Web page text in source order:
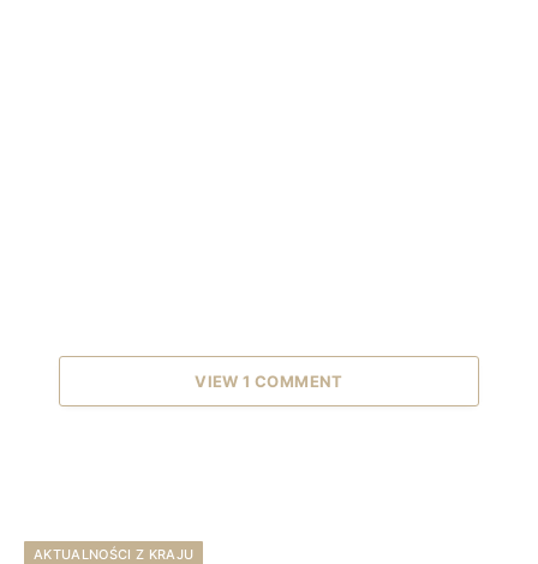
VIEW 1 COMMENT
AKTUALNOŚCI Z KRAJU